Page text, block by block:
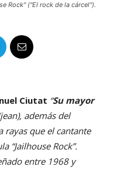
Rock" ("El rock de la cárcel").
Ciutat “Su mayor
además del
rayas que el cantante
“Jailhouse Rock”.
entre 1968 y